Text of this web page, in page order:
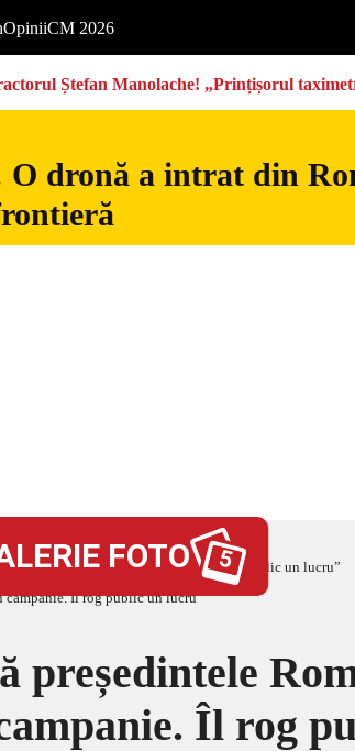
OpiniiCM 2026
Ștefan Manolache! „Prințișorul
dronă a intrat din
Grindeanu: „Este în campanie. Îl rog public un lucru”
FOTO 5
președintele
Îl rog